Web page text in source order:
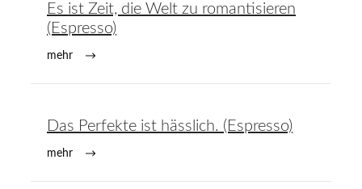
Es ist Zeit, die Welt zu romantisieren
(Espresso)
mehr
Das Perfekte ist hässlich. (Espresso)
mehr